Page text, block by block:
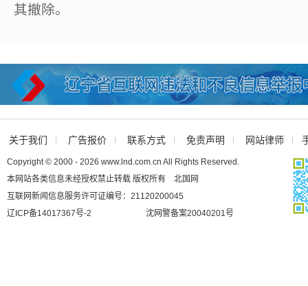
其撤除。
关于我们 广告报价 联系方式 免责声明 网站律师
Copyright © 2000 - 2026 www.lnd.com.cn All Rights Reserved.
本网站各类信息未经授权禁止转载 版权所有 北国网
互联网新闻信息服务许可证编号：21120200045
辽ICP备14017367号-2
沈网警备案20040201号